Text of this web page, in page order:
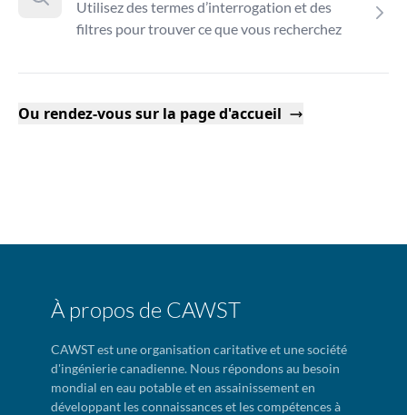
Utilisez des termes d’interrogation et des
filtres pour trouver ce que vous recherchez
Ou rendez-vous sur la page d'accueil
À propos de CAWST
CAWST est une organisation caritative et une société
d'ingénierie canadienne. Nous répondons au besoin
mondial en eau potable et en assainissement en
développant les connaissances et les compétences à